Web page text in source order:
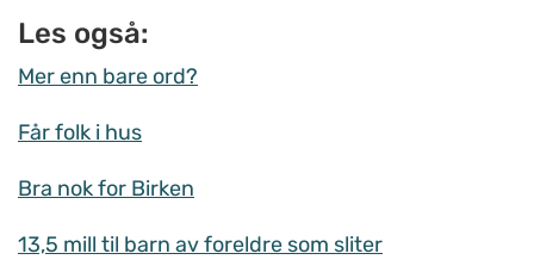
Les også:
Mer enn bare ord?
Får folk i hus
Bra nok for Birken
13,5 mill til barn av foreldre som sliter